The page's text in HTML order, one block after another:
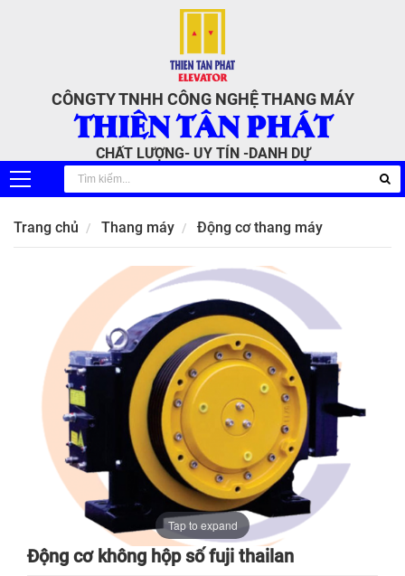
CÔNGTY TNHH CÔNG NGHỆ THANG MÁY
THIÊN TÂN PHÁT
CHẤT LƯỢNG- UY TÍN -DANH DỰ
Trang chủ Thang máy Động cơ thang máy
Tap to expand
Động cơ không hộp số fuji thailan